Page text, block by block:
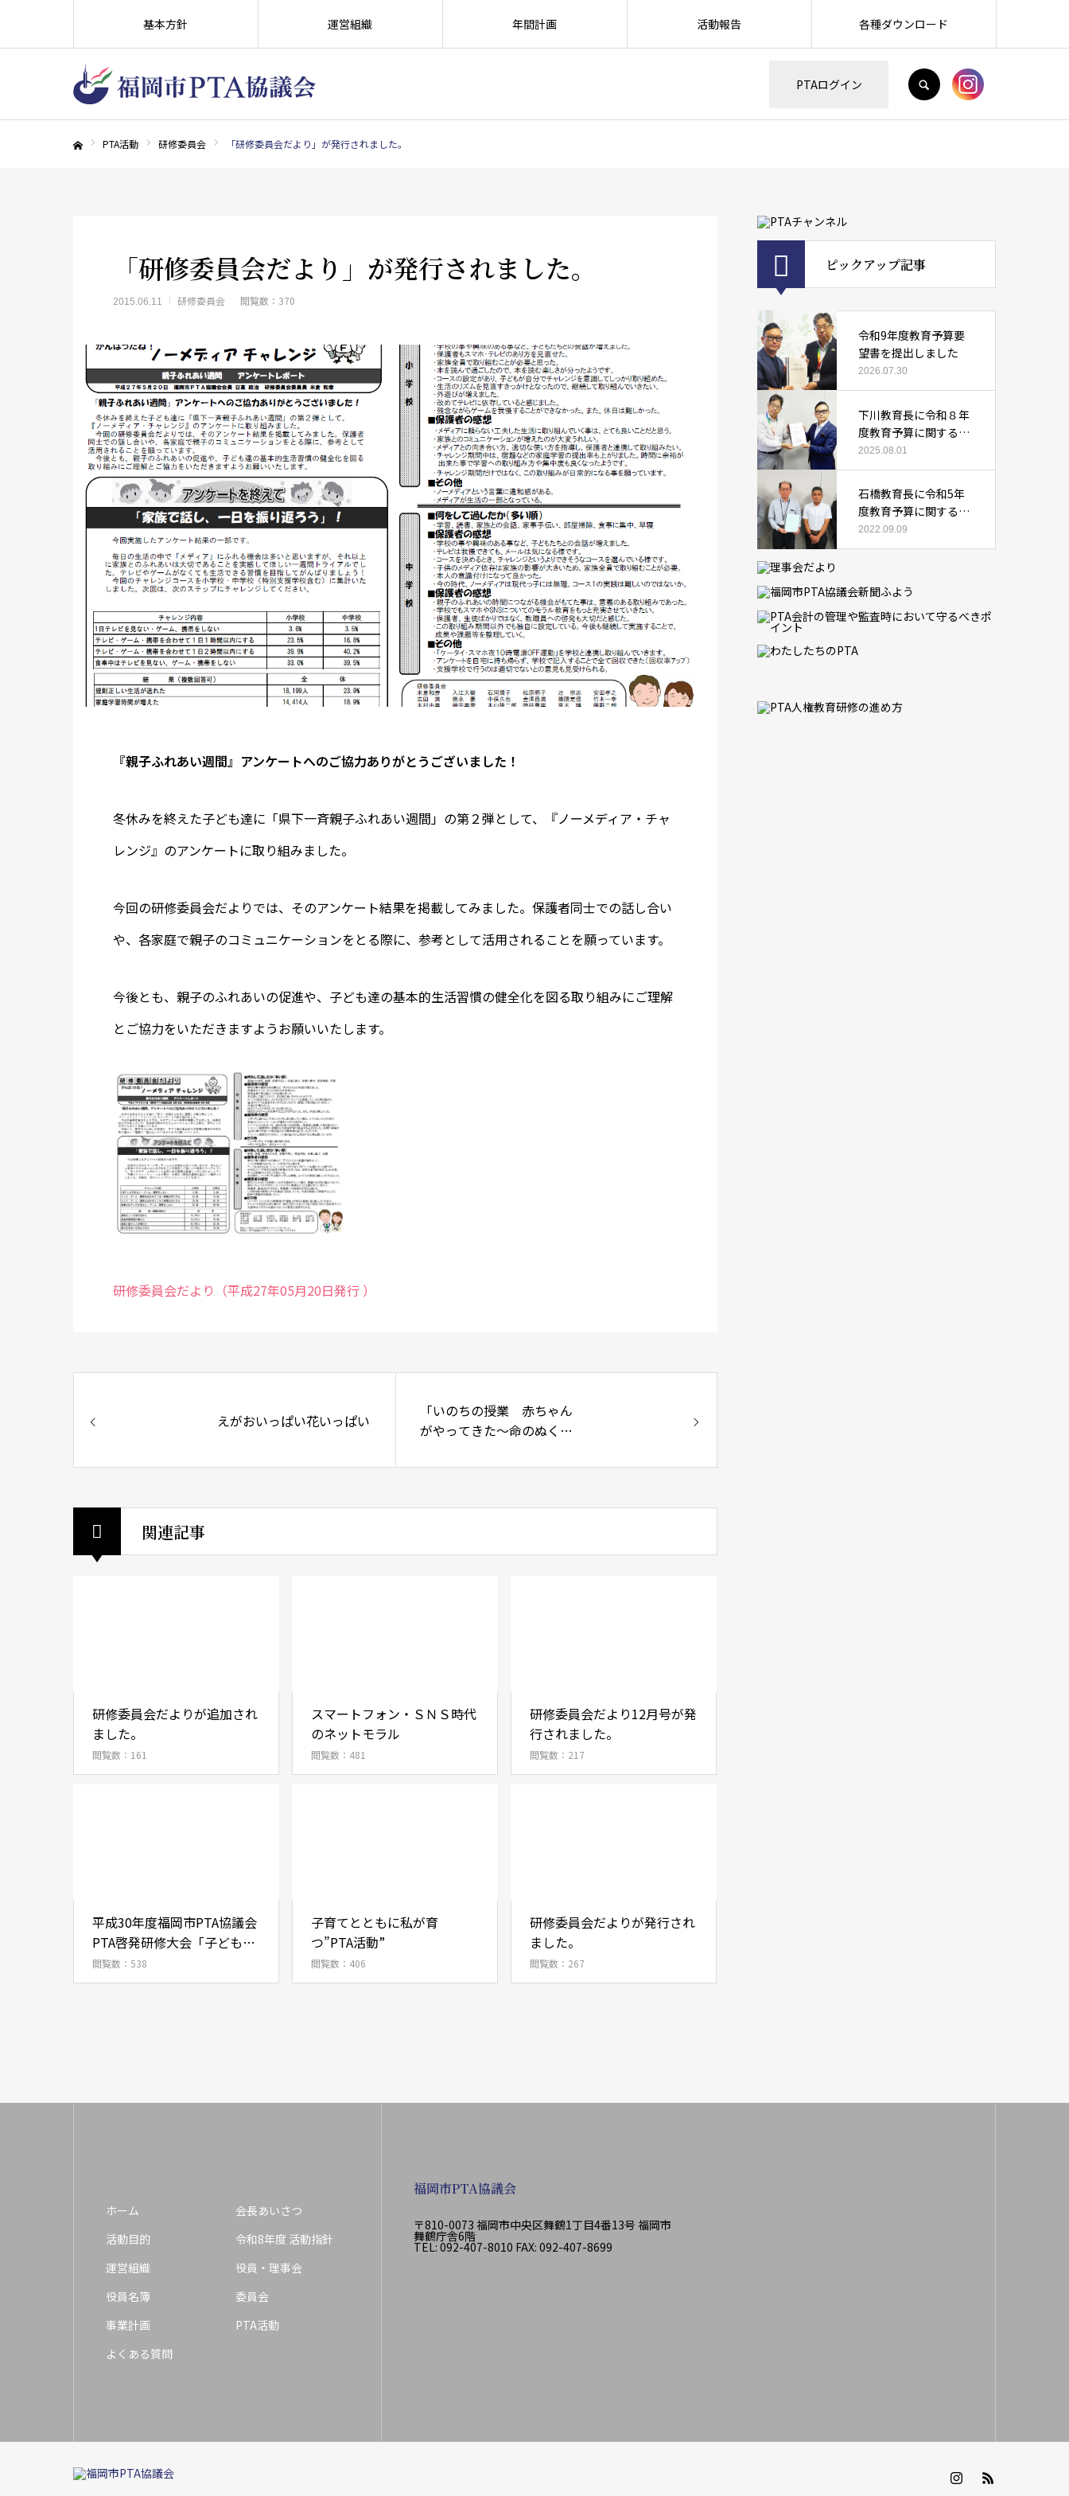
PTAログイン
基本方針 運営組織 年間計画 活動報告 各種ダウンロード
PTA活動 研修委員会 「研修委員会だより」が発行されました。
「研修委員会だより」が発行されました。
2015.06.11 研修委員会 閲覧数：370
『親子ふれあい週間』アンケートへのご協力ありがとうございました！
冬休みを終えた子ども達に「県下一斉親子ふれあい週間」の第２弾として、『ノーメディア・チャ
レンジ』のアンケートに取り組みました。
今回の研修委員会だよりでは、そのアンケート結果を掲載してみました。保護者同士での話し合い
や、各家庭で親子のコミュニケーションをとる際に、参考として活用されることを願っています。
今後とも、親子のふれあいの促進や、子ども達の基本的生活習慣の健全化を図る取り組みにご理解
とご協力をいただきますようお願いいたします。
研修委員会だより（平成27年05月20日発行 ）
えがおいっぱい花いっぱい
「いのちの授業 赤ちゃん
がやってきた～命のぬくも
関連記事
研修委員会だよりが追加され
ました。
閲覧数：161
スマートフォン・ＳＮＳ時代
のネットモラル
閲覧数：481
研修委員会だより12月号が発
行されました。
閲覧数：217
平成30年度福岡市PTA協議会
PTA啓発研修大会「子どもた
ちに必要な生きる力を」
閲覧数：538
子育てとともに私が育
つ”PTA活動”
閲覧数：406
研修委員会だよりが発行され
ました。
閲覧数：267
ピックアップ記事
令和9年度教育予算要
望書を提出しました
2026.07.30
下川教育長に令和８年
度教育予算に関する要
望書を提出しました
2025.08.01
石橋教育長に令和5年
度教育予算に関する要
望書を提出しました
2022.09.09
ホーム
会長あいさつ
活動目的
令和8年度 活動指針
運営組織
役員・理事会
役員名簿
委員会
事業計画
PTA活動
よくある質問
福岡市PTA協議会
〒810-0073 福岡市中央区舞鶴1丁目4番13号 福岡市
舞鶴庁舎6階
TEL: 092-407-8010 FAX: 092-407-8699